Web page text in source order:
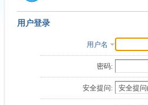
用户登录
用户名
密码:
安全提问: